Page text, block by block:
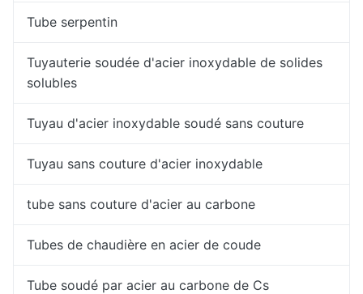
Tube serpentin
Tuyauterie soudée d'acier inoxydable de solides
solubles
Tuyau d'acier inoxydable soudé sans couture
Tuyau sans couture d'acier inoxydable
tube sans couture d'acier au carbone
Tubes de chaudière en acier de coude
Tube soudé par acier au carbone de Cs